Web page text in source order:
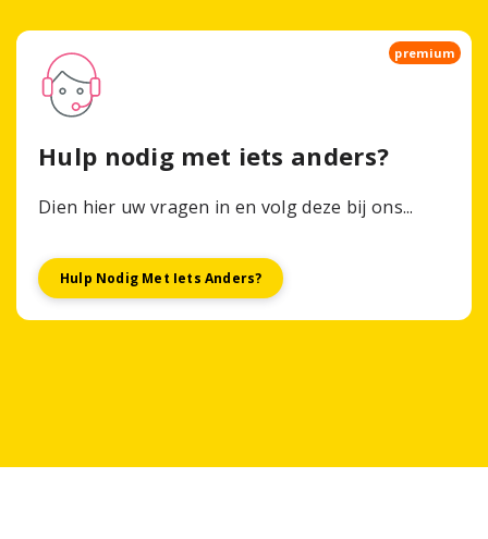
premium
Hulp nodig met iets anders?
Dien hier uw vragen in en volg deze bij ons...
Hulp Nodig Met Iets Anders?